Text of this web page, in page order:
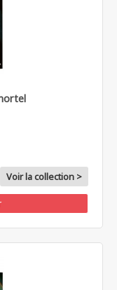
Voir la collection >